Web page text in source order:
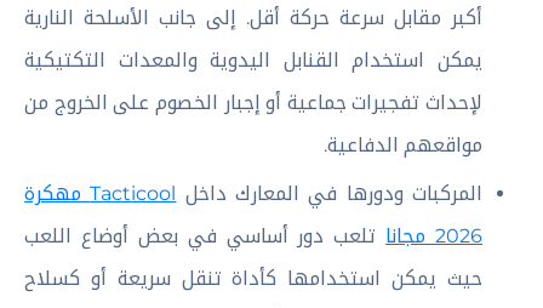
أكبر مقابل سرعة حركة أقل. إلى جانب الأسلحة النارية
يمكن استخدام القنابل اليدوية والمعدات التكتيكية
لإحداث تفجيرات جماعية أو إجبار الخصوم على الخروج من
مواقعهم الدفاعية.
المركبات ودورها في المعارك داخل
Tacticool مهكرة
2026 مجانا
تلعب دور أساسي في بعض أوضاع اللعب
حيث يمكن استخدامها كأداة تنقل سريعة أو كسلاح